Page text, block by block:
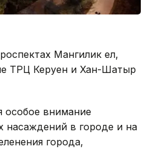
Мангилик ел,
ТРЦ Керуен и Хан-Шатыр
особое внимание
насаждений в городе и на
города,